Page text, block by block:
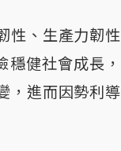
性、生產力韌性
健社會成長，
，進而因勢利導